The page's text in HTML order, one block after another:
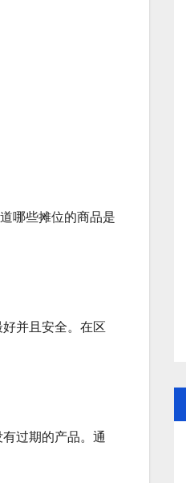
哪些摊位的商品是
并且安全。在区
过期的产品。通